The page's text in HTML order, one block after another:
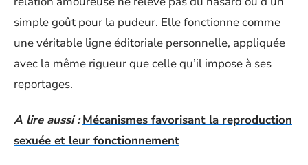
simple goût pour la pudeur. Elle fonctionne comme
une véritable ligne éditoriale personnelle, appliquée
avec la même rigueur que celle qu’il impose à ses
reportages.
A lire aussi : Mécanismes favorisant la reproduction
sexuée et leur fonctionnement